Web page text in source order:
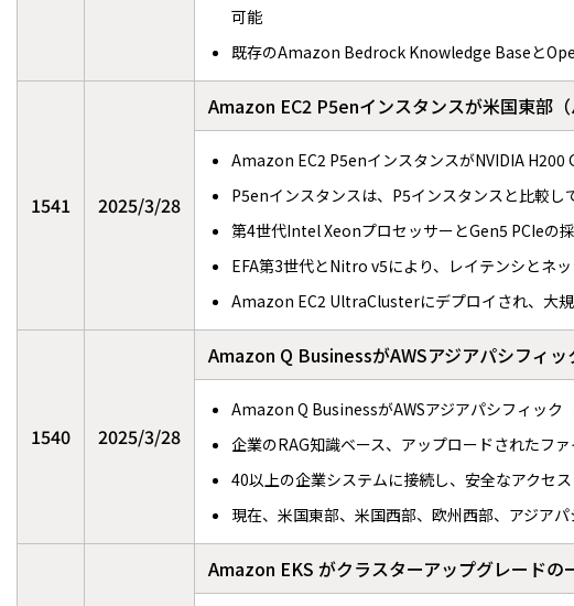
可能
既存のAmazon Bedrock Knowledge Baseと
1541 2025/3/28
Amazon EC2 P5enインスタンスが米国東部
Amazon EC2 P5enインスタンスがNVIDIA H200
P5enインスタンスは、P5インスタンスと比較し
第4世代Intel XeonプロセッサーとGen5 PCIeの
EFA第3世代とNitro v5により、レイテンシとネ
Amazon EC2 UltraClusterにデプロイされ、大
1540 2025/3/28
Amazon Q BusinessがAWSアジアパシフィ
Amazon Q BusinessがAWSアジアパシフィック
企業のRAG知識ベース、アップロードされたフ
40以上の企業システムに接続し、安全なアクセ
現在、米国東部、米国西部、欧州西部、アジア
Amazon EKS がクラスターアップグレード